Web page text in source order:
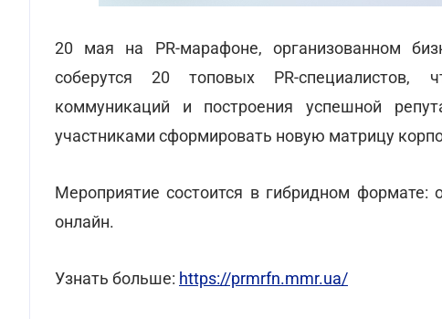
20 мая на PR-марафоне, организованном
соберутся 20 топовых PR-специалистов,
коммуникаций и построения успешной
участниками сформировать новую матрицу
Мероприятие состоится в гибридном формате:
онлайн.
Узнать больше: https://prmrfn.mmr.ua/